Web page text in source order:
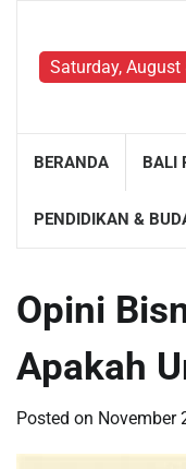
contentSaturday, August
BERANDA BALI
PENDIDIKAN &
Opini
Apakah
Posted on November